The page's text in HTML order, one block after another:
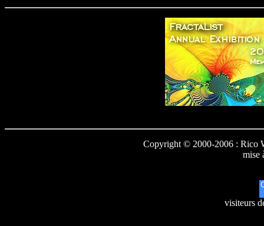
Copyright © 2000-2006 : Rico
mise
visiteurs